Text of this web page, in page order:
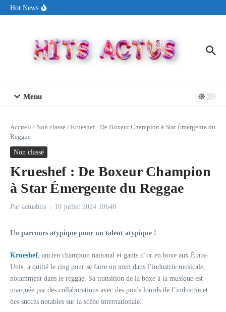
Aller au contenu
Hot News
« New Day »
Menu
Accueil / Non classé / Krueshef : De Boxeur Champion à Star Émergente du
Reggae
Non classé
Krueshef : De Boxeur Champion
à Star Émergente du Reggae
Par actushits 10 juillet 2024 19h40
Un parcours atypique pour un talent atypique !
Krueshef, ancien champion national et gants d’or en boxe aux États-
Unis, a quitté le ring pour se faire un nom dans l’industrie musicale,
notamment dans le reggae. Sa transition de la boxe à la musique est
marquée par des collaborations avec des poids lourds de l’industrie et
des succès notables sur la scène internationale.